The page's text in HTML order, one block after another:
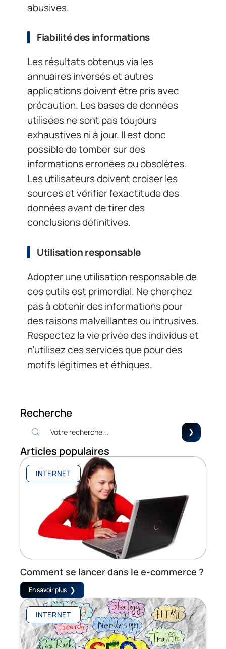
abusives.
Fiabilité des informations
Les résultats obtenus via les
annuaires inversés et autres
applications doivent être pris avec
précaution. Les bases de données
utilisées ne sont pas toujours
exhaustives ni à jour. Il est donc
possible de tomber sur des
informations erronées ou obsolètes.
Les utilisateurs doivent croiser les
sources et vérifier l’exactitude des
données avant de tirer des
conclusions définitives.
Utilisation responsable
Adopter une utilisation responsable de
ces outils est primordial. Ne cherchez
pas à obtenir des informations pour
des raisons malveillantes ou intrusives.
Respectez la vie privée des individus et
n’utilisez ces services que pour des
motifs légitimes et éthiques.
Recherche
Articles populaires
INTERNET
Comment se lancer dans le e-commerce ?
En savoir plus
INTERNET